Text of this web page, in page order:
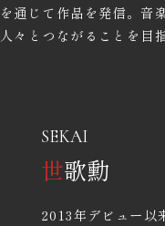
を通じて作品を発信。音
人々とつながることを目
SEKAI
世歌勳
2013年デビュー以